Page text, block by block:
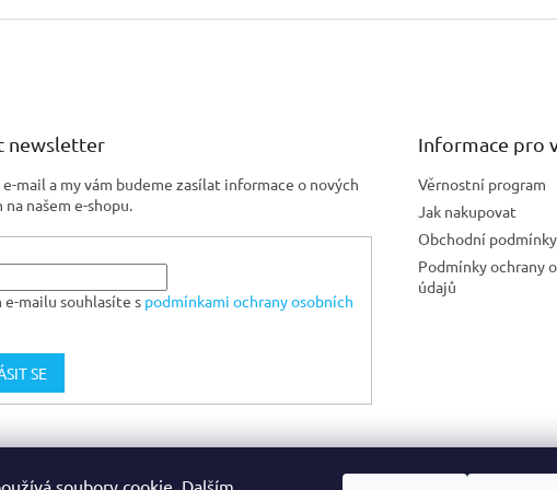
soubory cookie. Dalším
newsletter
mail a my vám budeme zasílat informace o nových
našem e-shopu.
mailu souhlasíte s podmínkami ochrany osobních
SE
Informace pro
Věrnostní program
Jak nakupovat
Obchodní podmínky
Podmínky ochrany
údajů